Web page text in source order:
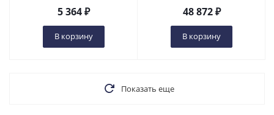
5 364₽
В корзину
48 872₽
В корзину
Показать еще